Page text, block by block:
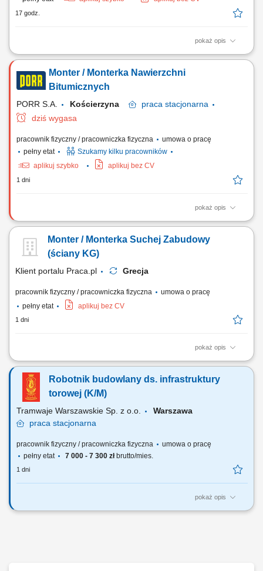
17 godz.
pokaż opis
Opis stanowiska: Firma elektroenergetyczna zatrudni pracownika
liniach energetycznych na terenie Warszawy i przylegających powiatów
– bez delegacji.
Monter / Monterka Nawierzchni
Bitumicznych
PORR S.A. Kościerzyna praca stacjonarna
dziś wygasa
pracownik fizyczny / pracowniczka fizyczna
umowa o pracę
pełny etat
Szukamy kilku pracowników
aplikuj szybko
aplikuj bez CV
1 dni
pokaż opis
Opis stanowiska Udział w realizacji robót bitumicznych przy budowie i
wykorzystywanego podczas prac asfaltowych. Współpraca z zespołem
przy rozkładaniu i profilowaniu mieszanek mineralno-asfaltowych.
Monter / Monterka Suchej Zabudowy
(ściany KG)
Klient portalu Praca.pl Grecja
pracownik fizyczny / pracowniczka fizyczna
umowa o pracę
pełny etat
aplikuj bez CV
1 dni
pokaż opis
Realizacja prac montażowych przy wznoszeniu przegród pionowych i
poziomych z systemów K-G na terenie nowoczesnego wieżowca.
Okładanie stelaży płytami gipsowymi oraz wykonywanie pełnej obróbki
gipsiarskiej i wykończeniowej. Zapewnienie należytej jakości
szpachlowania połączeń na...
Robotnik budowlany ds. infrastruktury
torowej (K/M)
Tramwaje Warszawskie Sp. z o.o.
Warszawa
praca stacjonarna
pracownik fizyczny / pracowniczka fizyczna
umowa o pracę
pełny etat
7 000 - 7 300 złbrutto/mies.
1 dni
pokaż opis
Będziesz odpowiadać za: realizowanie przeglądów infrastruktury